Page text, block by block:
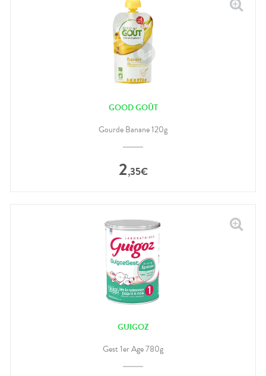
GOOD GOÛT
Gourde Banane 120g
2,35€
GUIGOZ
Gest 1er Age 780g